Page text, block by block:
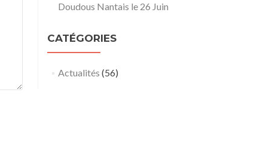
Doudous Nantais le 26 Juin
CATÉGORIES
Actualités (56)